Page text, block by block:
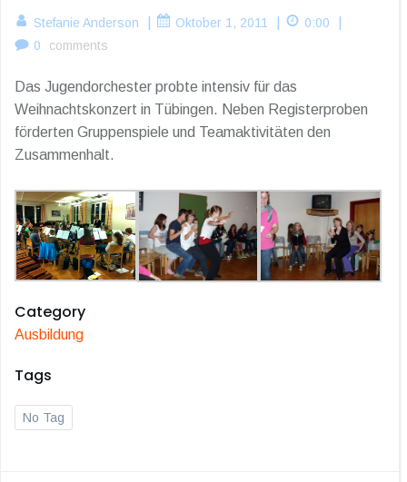
Stefanie Anderson Oktober 1, 2011 0:00
0 comments
Das Jugendorchester probte intensiv für das
Weihnachtskonzert in Tübingen. Neben Registerproben
förderten Gruppenspiele und Teamaktivitäten den
Zusammenhalt.
Category
Ausbildung
Tags
No Tag